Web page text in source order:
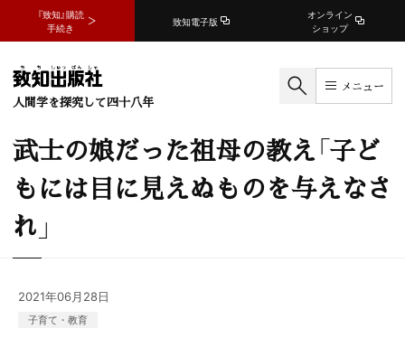
『致知』購読
手続き
致知電子版
オンライン
ショップ
人間学を探究して四十八年
メニュー
武士の娘だった祖母の教え「子ど
もには目に見えぬものを与えなさ
れ」
2021年06月28日
子育て・教育